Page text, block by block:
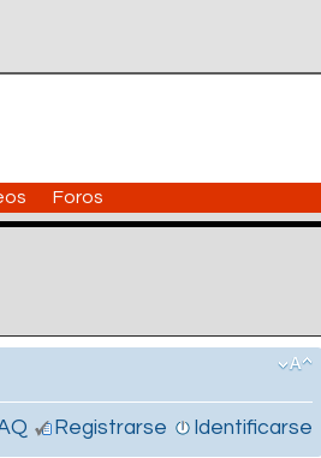
Foros
Registrarse Identificarse